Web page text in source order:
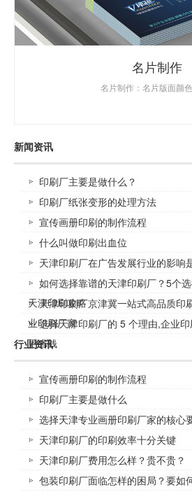
名片制作
名片制作：名片版面颜
新闻资讯
印刷厂主要是做什么？
印刷厂纸张变形的处理方法
宣传画册印刷的制作流程
什么叫做印刷出血位
天津印刷厂在广告发展行业的影响
如何选择靠谱的天津印刷厂？5个选
天津印刷攻略
天津印刷厂京津冀一站式高品质印
业印刷厂家
选择天津印刷厂的 5 个理由,企业
更省钱
行业资讯
宣传画册印刷的制作流程
印刷厂主要是做什么
选择天津专业画册印刷厂家的核心
天津印刷厂的印刷效率十分关键
天津印刷厂费用怎么样？贵不贵？
包装印刷厂面临怎样的困局？要如